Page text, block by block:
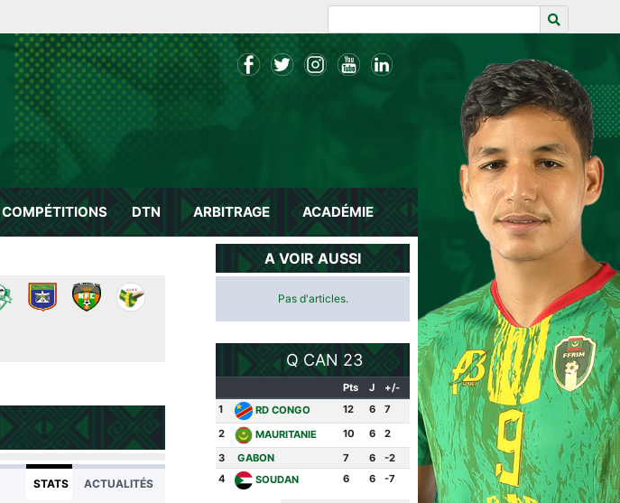
COMPÉTITIONS DTN ARBITRAGE ACADÉMIE
STATS ACTUALITÉS
A VOIR AUSSI
Pas d'articles.
Q CAN 23
Pts J
+/-
1
RD CONGO 12 6
7
2
MAURITANIE 10 6
2
3
GABON 7 6
-2
4
SOUDAN 6 6 -7